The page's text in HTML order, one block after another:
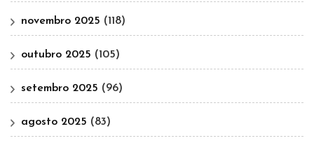
novembro 2025 (118)
outubro 2025 (105)
setembro 2025 (96)
agosto 2025 (83)